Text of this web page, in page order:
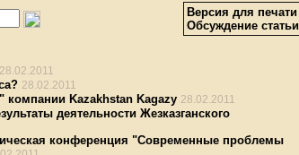
Версия для печати
Обсуждение статьи
28.02.2011
28.02.2011
компании Kazakhstan Kagazy 28.02.2011
деятельности Жезказганского
конференция "Современные проблемы